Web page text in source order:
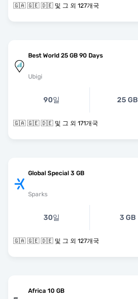
🇬🇦 🇬🇪 🇩🇪 및 그 외 127개국
Best World 25 GB 90 Days
Ubigi
90일 25 GB
🇬🇦 🇬🇪 🇩🇪 및 그 외 171개국
Global Special 3 GB
Sparks
30일 3 GB
🇬🇦 🇬🇪 🇩🇪 및 그 외 127개국
Africa 10 GB